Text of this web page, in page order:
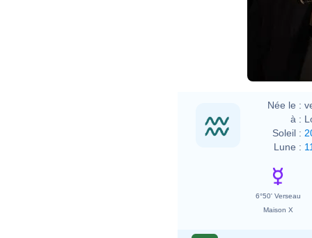
Née le :
à :
Soleil :
Lune :
6°50' Verseau
Maison X